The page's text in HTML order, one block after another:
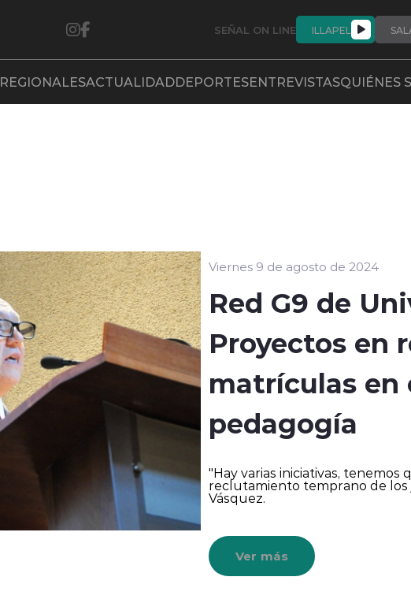
SEÑAL ON LINE ILLAPEL
REGIONALESACTUALIDADDEPORTESENTREVISTASQUIÉNES
Viernes 9 de agosto de 2024
Red G9 de
Proyectos en
matrículas en
pedagogía
"Hay varias iniciativas,
reclutamiento temprano de los
Vásquez.
Ver más